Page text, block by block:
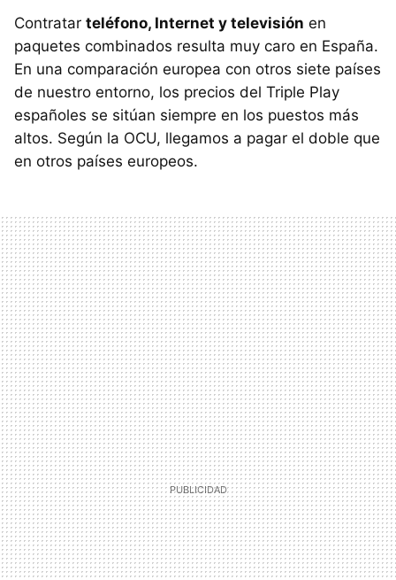
Contratar teléfono, Internet y televisión en
paquetes combinados resulta muy caro en España.
En una comparación europea con otros siete países
de nuestro entorno, los precios del Triple Play
españoles se sitúan siempre en los puestos más
altos. Según la OCU, llegamos a pagar el doble que
en otros países europeos.